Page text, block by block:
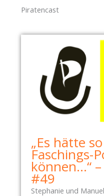
Piratencast
„Es hätte
Faschings-
können…“
#49
Stephanie und